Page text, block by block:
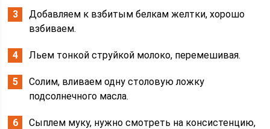
Добавляем к взбитым белкам желтки, хорошо
взбиваем.
Льем тонкой струйкой молоко, перемешивая.
Солим, вливаем одну столовую ложку
подсолнечного масла.
Сыплем муку, нужно смотреть на консистенцию,